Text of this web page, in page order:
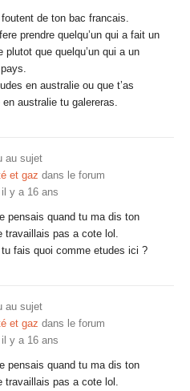
foutent de ton bac francais.
prendre quelqu’un qui a fait un
plutot que quelqu’un qui a un
en australie ou que t’as
australie tu galereras.
au sujet
et gaz dans le forum
il y a 16 ans
pensais quand tu ma dis ton
travaillais pas a cote lol.
fais quoi comme etudes ici ?
au sujet
et gaz dans le forum
il y a 16 ans
pensais quand tu ma dis ton
travaillais pas a cote lol.